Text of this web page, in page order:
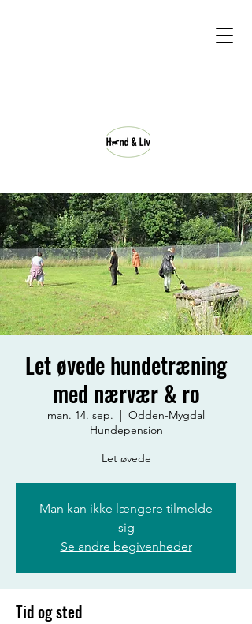
Let øvede hundetræning
med nærvær & ro
man. 14. sep.
  |
Odden-Mygdal
Hundepension
Let øvede
Man kan ikke længere tilmelde
sig
Se andre begivenheder
Tid og sted